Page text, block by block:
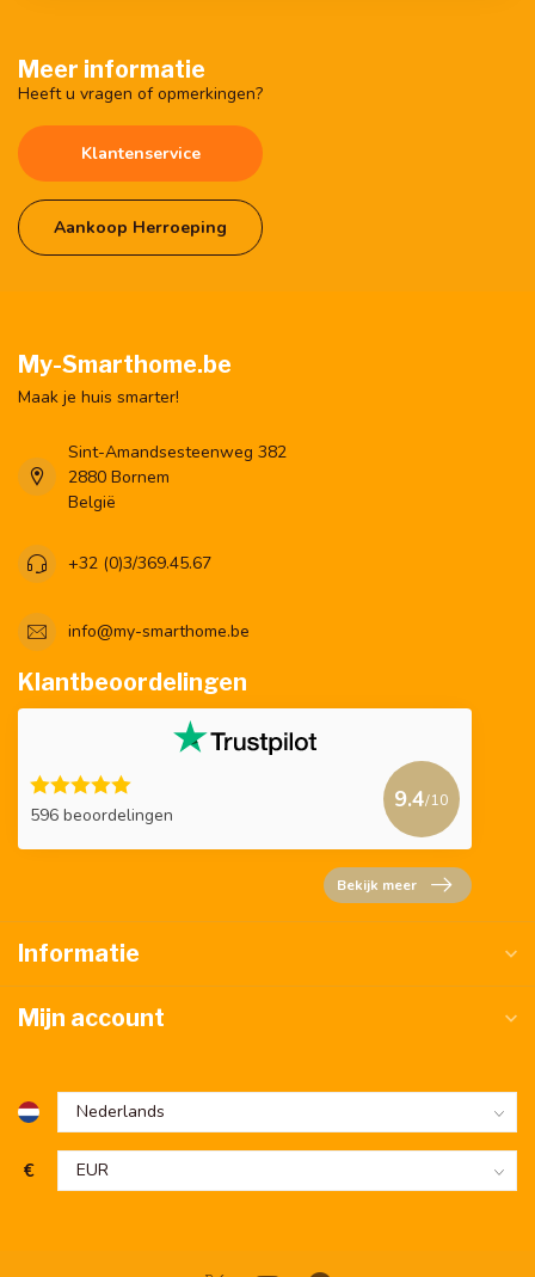
Meer informatie
Heeft u vragen of opmerkingen?
Klantenservice
Aankoop Herroeping
My-Smarthome.be
Maak je huis smarter!
Sint-Amandsesteenweg 382
2880 Bornem
België
+32 (0)3/369.45.67
info@my-smarthome.be
Klantbeoordelingen
596 beoordelingen
9.4/10
Bekijk meer
Informatie
Mijn account
€